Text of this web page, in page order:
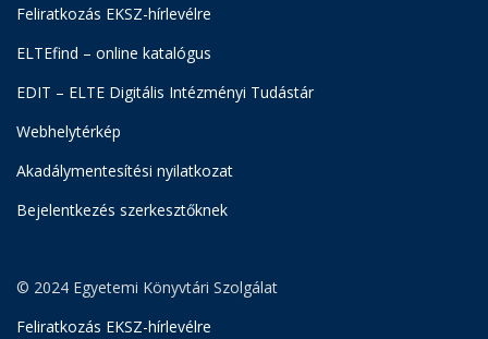
Feliratkozás EKSZ-hírlevélre
ELTEfind – online katalógus
EDIT – ELTE Digitális Intézményi Tudástár
Webhelytérkép
Akadálymentesítési nyilatkozat
Bejelentkezés szerkesztőknek
© 2024 Egyetemi Könyvtári Szolgálat
Feliratkozás EKSZ-hírlevélre